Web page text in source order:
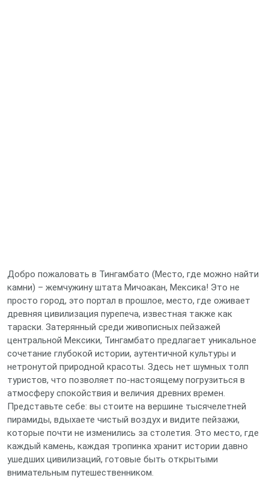
Добро пожаловать в Тингамбато (Место, где можно найти
камни) – жемчужину штата Мичоакан, Мексика! Это не
просто город, это портал в прошлое, место, где оживает
древняя цивилизация пурепеча, известная также как
тараски. Затерянный среди живописных пейзажей
центральной Мексики, Тингамбато предлагает уникальное
сочетание глубокой истории, аутентичной культуры и
нетронутой природной красоты. Здесь нет шумных толп
туристов, что позволяет по-настоящему погрузиться в
атмосферу спокойствия и величия древних времен.
Представьте себе: вы стоите на вершине тысячелетней
пирамиды, вдыхаете чистый воздух и видите пейзажи,
которые почти не изменились за столетия. Это место, где
каждый камень, каждая тропинка хранит истории давно
ушедших цивилизаций, готовые быть открытыми
внимательным путешественником.